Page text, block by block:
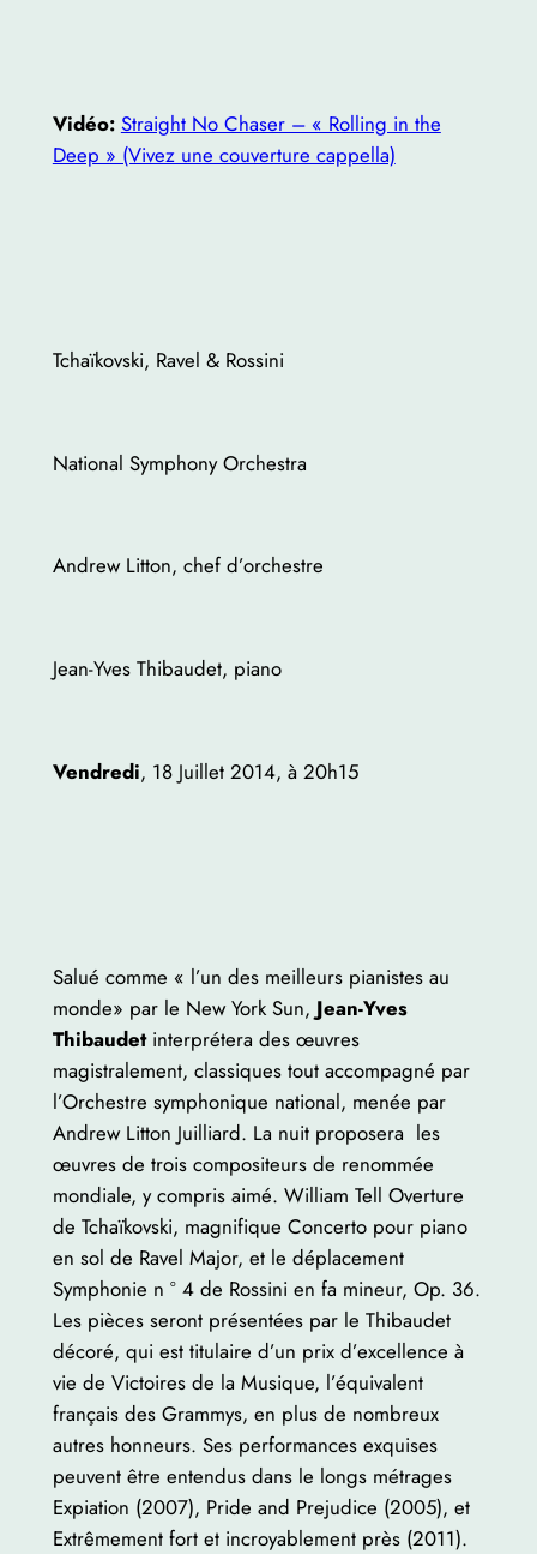
Vidéo: Straight No Chaser – « Rolling in the
Deep » (Vivez une couverture cappella)
Tchaïkovski, Ravel & Rossini
National Symphony Orchestra
Andrew Litton, chef d’orchestre
Jean-Yves Thibaudet, piano
Vendredi, 18 Juillet 2014, à 20h15
Salué comme « l’un des meilleurs pianistes au
monde» par le New York Sun, Jean-Yves
Thibaudetinterprétera des œuvres
magistralement, classiques tout accompagné par
l’Orchestre symphonique national, menée par
Andrew Litton Juilliard. La nuit proposera les
œuvres de trois compositeurs de renommée
mondiale, y compris aimé. William Tell Overture
de Tchaïkovski, magnifique Concerto pour piano
en sol de Ravel Major, et le déplacement
Symphonie n ° 4 de Rossini en fa mineur, Op. 36.
Les pièces seront présentées par le Thibaudet
décoré, qui est titulaire d’un prix d’excellence à
vie de Victoires de la Musique, l’équivalent
français des Grammys, en plus de nombreux
autres honneurs. Ses performances exquises
peuvent être entendus dans le longs métrages
Expiation (2007), Pride and Prejudice (2005), et
Extrêmement fort et incroyablement près (2011).